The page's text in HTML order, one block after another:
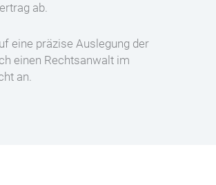
ab.
eine präzise Auslegung der
einen Rechtsanwalt im
an.